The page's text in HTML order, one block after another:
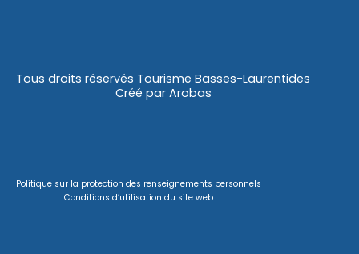
Tous droits réservés Tourisme Basses-Laurentides
Créé par Arobas
Politique sur la protection des renseignements personnels
Conditions d’utilisation du site web